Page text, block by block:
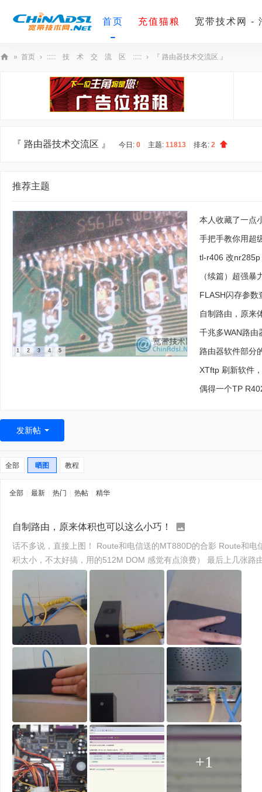
首页 充值猫粮 宽带技术网 -
» 首页 › ::::: 技 术 交 流 区 ::::: › 『 路由器技术交流区 』
『 路由器技术交流区 』 今日: 0 主题: 11813 排名: 2
推荐主题
1 2 3 4 5
本人收藏了一点
手把手教你用超
tl-r406 改
（续篇）超强
FLASH闪存参数
自制路由，原来
千兆多WAN路由
路由器软件部分
XTftp 刷新软件
偶得一个TP
发新帖
全部 晒图 教程
全部 最新 热门 热帖 精华
自制路由，原来体积也可以这么小巧！
话不多说，直接上图！ Route和电信送的MT880D的合影 Route和电信送的MT880D的合影 Router的尺寸对比，真的很小巧吧！ 接口应有尽有，安装软件方便直观 内部图 （线有点乱，体
+1